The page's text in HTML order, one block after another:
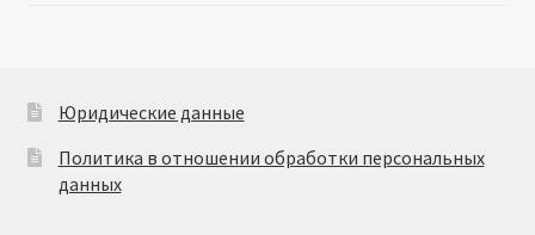
Юридические данные
Политика в отношении обработки персональных
данных